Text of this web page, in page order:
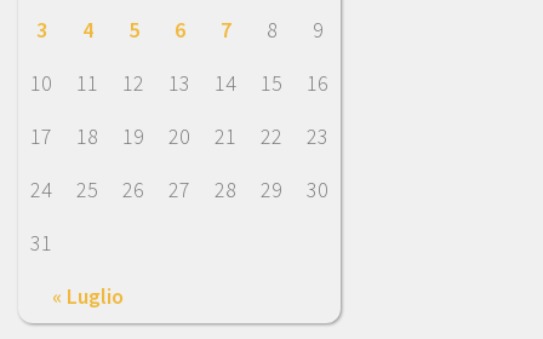
« Luglio
3
4 5 6 7 8
9
10
11 12 13 14 15
16
17
18 19 20 21 22
23
24
25 26 27 28 29
30
31